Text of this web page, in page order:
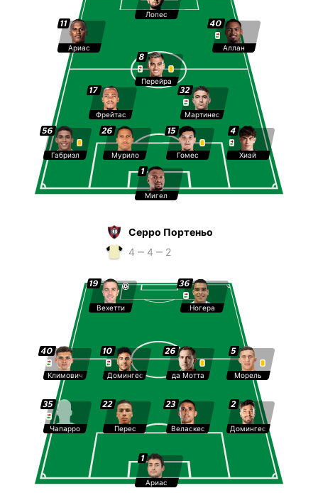
17
Фрейтас
Лопес
11
Ариас
1
Мигел
26
Мурило
32
Мартинес
15
Гомес
8
Перейра
4
Хиай
40
Аллан
56
Габриэл
Серро Портеньо
4 ‒ 4 ‒ 2
23
Веласкес
1
Ариас
26
да Мотта
5
Морель
22
Перес
40
Климович
10
Домингес
2
Домингес
19
Вехетти
36
Ногера
35
Чапарро